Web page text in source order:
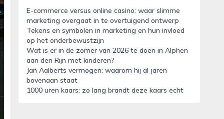
E-commerce versus online casino: waar slimme
marketing overgaat in te overtuigend ontwerp
Tekens en symbolen in marketing en hun invloed
op het onderbewustzijn
Wat is er in de zomer van 2026 te doen in Alphen
aan den Rijn met kinderen?
Jan Aalberts vermogen: waarom hij al jaren
bovenaan staat
1000 uren kaars: zo lang brandt deze kaars echt